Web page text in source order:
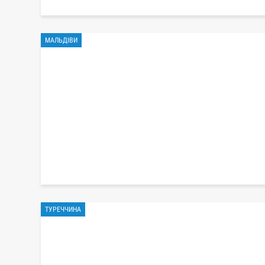
МАЛЬДІВИ
ТУРЕЧЧИНА